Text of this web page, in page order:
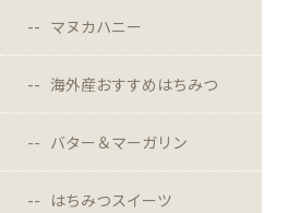
マヌカハニー
海外産おすすめはちみつ
バター＆マーガリン
はちみつスイーツ